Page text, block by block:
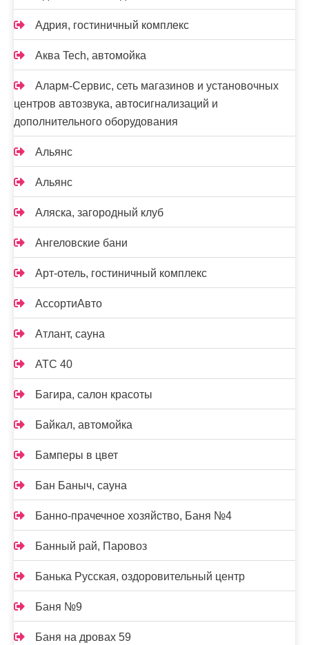
Адрия, гостиничный комплекс
Аква Tech, автомойка
Аларм-Сервис, сеть магазинов и установочных
центров автозвука, автосигнализаций и
дополнительного оборудования
Альянс
Альянс
Аляска, загородный клуб
Ангеловские бани
Арт-отель, гостиничный комплекс
АссортиАвто
Атлант, сауна
АТС 40
Багира, салон красоты
Байкал, автомойка
Бамперы в цвет
Бан Баныч, сауна
Банно-прачечное хозяйство, Баня №4
Банный рай, Паровоз
Банька Русская, оздоровительный центр
Баня №9
Баня на дровах 59